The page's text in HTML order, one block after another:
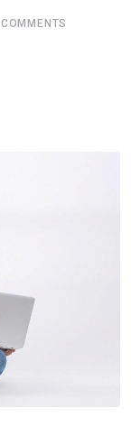
COMMENTS